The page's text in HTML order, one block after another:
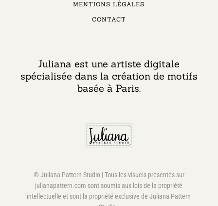
MENTIONS LÉGALES
CONTACT
Juliana est une artiste digitale
spécialisée dans la création de motifs
basée à Paris.
© Juliana Pattern Studio | Tous les visuels présentés sur
julianapattern.com sont soumis aux lois de la propriété
intellectuelle et sont la propriété exclusive de Juliana Pattern